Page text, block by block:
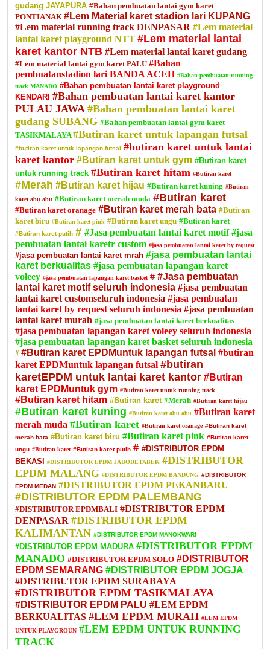
gudang JAYAPURA #Bahan pembuatan lantai gym karet
PONTIANAK #Lem Material karet stadion lari KUPANG
#Lem material running track DENPASAR #Lem material
lantai karet playground NTT #Lem material lantai
karet kantor NTB #Lem material lantai karet gudang
#Lem material lantai gym karet PALU #Bahan
pembuatanstadion lari BANDA ACEH #Bahan pembuatan running
track MANADO #Bahan pembuatan lantai karet playground
KENDARI #Bahan pembuatan lantai karet kantor
PULAU JAWA #Bahan pembuatan lantai karet
gudang SUBANG #Bahan pembuatan lantai gym karet
TASIKMALAYA#Butiran karet untuk lapangan futsal
#butiran karet untuk lapangan futsal #butiran karet untuk lantai
karet kantor #Butiran karet untuk gym #Butiran karet
untuk running track #Butiran karet hitam #Butiran karet
#Merah #Butiran karet hijau #Butiran karet kuning #Butiran
karet abu abu #Butiran karet merah muda #Butiran karet
#Butiran karet oranage #Butiran karet merah bata #Butiran
karet biru #Butiran karet pink #Butiran karet ungu #Butiran karet
#Butiran karet putih # #Jasa pembuatan lantai karet motif #jasa
pembuatan lantai karetr custom #jasa pembuatan lantai karet by request
#jasa pembuatan lantai karet mrah #jasa pembuatan lantai
karet berkualitas #jasa pembuatan lapangan karet
voleey #jasa pembuatan lapangan karet basket # #Jasa pembuatan
lantai karet motif seluruh indonesia #jasa pembuatan
lantai karet customseluruh indonesia #jasa pembuatan
lantai karet by request seluruh indonesia #jasa pembuatan
lantai karet murah #jasa pembuatan lantai karet berkualitas
#jasa pembuatan lapangan karet voleey seluruh indonesia
#jasa pembuatan lapangan karet basket seluruh indonesia
# #Butiran karet EPDMuntuk lapangan futsal #butiran
karet EPDMuntuk lapangan futsal #butiran
karetEPDM untuk lantai karet kantor #Butiran
karet EPDMuntuk gym #Butiran karet untuk running track
#Butiran karet hitam #Butiran karet #Merah #Butiran karet hijau
#Butiran karet kuning #Butiran karet abu abu #Butiran karet
merah muda #Butiran karet #Butiran karet oranage #Butiran karet
merah bata #Butiran karet biru #Butiran karet pink #Butiran karet
ungu #Butiran karet #Butiran karet putih # #DISTRIBUTOR EPDM
BEKASI
#DISTRIBUTOR EPDM JABODETABEK #DISTRIBUTOR
EPDM MALANG #DISTRIBUTOR EPDM BANDUNG #DISTRIBUTOR
EPDM MEDAN #DISTRIBUTOR EPDM PEKANBARU
#DISTRIBUTOR EPDM PALEMBANG
#DISTRIBUTOR EPDMBALI #DISTRIBUTOR EPDM
DENPASAR #DISTRIBUTOR EPDM
KALIMANTAN #DISTRIBUTOR EPDM MANOKWARI
#DISTRIBUTOR EPDM MADURA #DISTRIBUTOR EPDM
MANADO #DISTRIBUTOR EPDM SOLO #DISTRIBUTOR
EPDM SEMARANG #DISTRIBUTOR EPDM JOGJA
#DISTRIBUTOR EPDM SURABAYA
#DISTRIBUTOR EPDM TASIKMALAYA
#DISTRIBUTOR EPDM PALU #LEM EPDM
BERKUALITAS #LEM EPDM MURAH #LEM EPDM
UNTUK PLAYGROUN #LEM EPDM UNTUK RUNNING
TRACK